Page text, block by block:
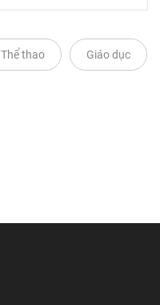
Thể thao Giáo dục